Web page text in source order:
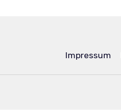
Navigation
Impressum